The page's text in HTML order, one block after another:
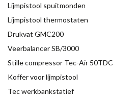
Lijmpistool spuitmonden
Lijmpistool thermostaten
Drukvat GMC200
Veerbalancer SB/3000
Stille compressor Tec-Air 50TDC
Koffer voor lijmpistool
Tec werkbankstatief